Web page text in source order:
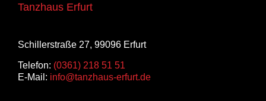
Tanzhaus Erfurt
Schillerstraße 27, 99096 Erfurt
Telefon: (0361) 218 51 51
E-Mail: info@tanzhaus-erfurt.de